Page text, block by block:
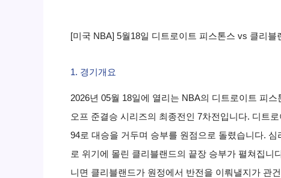
[미국 NBA] 5월18일 디트로이트 피스톤스 vs 클리블
1. 경기개요
2026년 05월 18일에 열리는 NBA의 디트로이트 피
오프 준결승 시리즈의 최종전인 7차전입니다. 디트
94로 대승을 거두며 승부를 원점으로 돌렸습니다.
로 위기에 몰린 클리블랜드의 끝장 승부가 펼쳐집
니면 클리블랜드가 원정에서 반전을 이뤄낼지가 관